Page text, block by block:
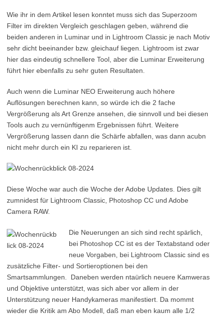
Wie ihr in dem Artikel lesen konntet muss sich das Superzoom
Filter im direkten Vergleich geschlagen geben, während die
beiden anderen in Luminar und in Lightroom Classic je nach Motiv
sehr dicht beeinander bzw. gleichauf liegen. Lightroom ist zwar
hier das eindeutig schnellere Tool, aber die Luminar Erweiterung
führt hier ebenfalls zu sehr guten Resultaten.
Auch wenn die Luminar NEO Erweiterung auch höhere
Auflösungen berechnen kann, so würde ich die 2 fache
Vergrößerung als Art Grenze ansehen, die sinnvoll und bei diesen
Tools auch zu vernünftigenm Ergebnissen führt. Weitere
Vergrößerung lassen dann die Schärfe abfallen, was dann acubn
nicht mehr durch ein KI zu reparieren ist.
Diese Woche war auch die Woche der Adobe Updates. Dies gilt
zumnidest für Lightroom Classic, Photoshop CC und Adobe
Camera RAW.
Die Neuerungen an sich sind recht spärlich,
bei Photoshop CC ist es der Textabstand oder
neue Vorgaben, bei Lightroom Classic sind es
zusätzliche Filter- und Sortieroptionen bei den
Smartsammlungen. Daneben werden ntaürlich neuere Kamweras
und Objektive unterstützt, was sich aber vor allem in der
Unterstützung neuer Handykameras manifestiert. Da mommt
wieder die Kritik am Abo Modell, daß man eben kaum alle 1/2